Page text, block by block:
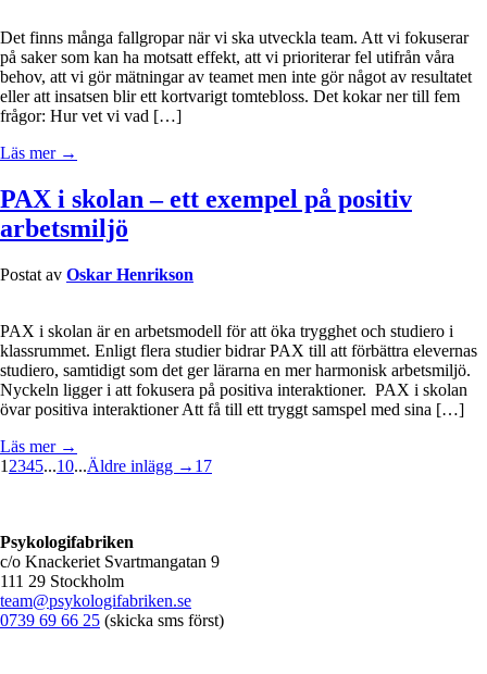
Det finns många fallgropar när vi ska utveckla team. Att vi fokuserar
på saker som kan ha motsatt effekt, att vi prioriterar fel utifrån våra
behov, att vi gör mätningar av teamet men inte gör något av resultatet
eller att insatsen blir ett kortvarigt tomtebloss. Det kokar ner till fem
frågor: Hur vet vi vad […]
Läs mer →
PAX i skolan – ett exempel på positiv
arbetsmiljö
Postat av Oskar Henrikson
PAX i skolan är en arbetsmodell för att öka trygghet och studiero i
klassrummet. Enligt flera studier bidrar PAX till att förbättra elevernas
studiero, samtidigt som det ger lärarna en mer harmonisk arbetsmiljö.
Nyckeln ligger i att fokusera på positiva interaktioner. PAX i skolan
övar positiva interaktioner Att få till ett tryggt samspel med sina […]
Läs mer →
1 2345...10...Äldre inlägg → 17
Psykologifabriken
c/o Knackeriet Svartmangatan 9
111 29 Stockholm
team@psykologifabriken.se
0739 69 66 25 (skicka sms först)